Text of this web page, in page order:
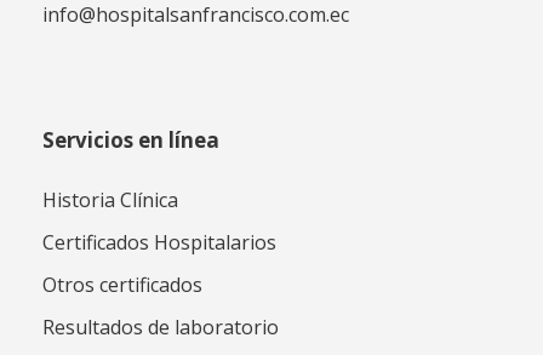
info@hospitalsanfrancisco.com.ec
Servicios en línea
Historia Clínica
Certificados Hospitalarios
Otros certificados
Resultados de laboratorio